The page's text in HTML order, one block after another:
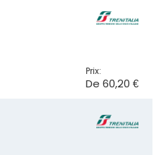
Prix:
De 60,20 €